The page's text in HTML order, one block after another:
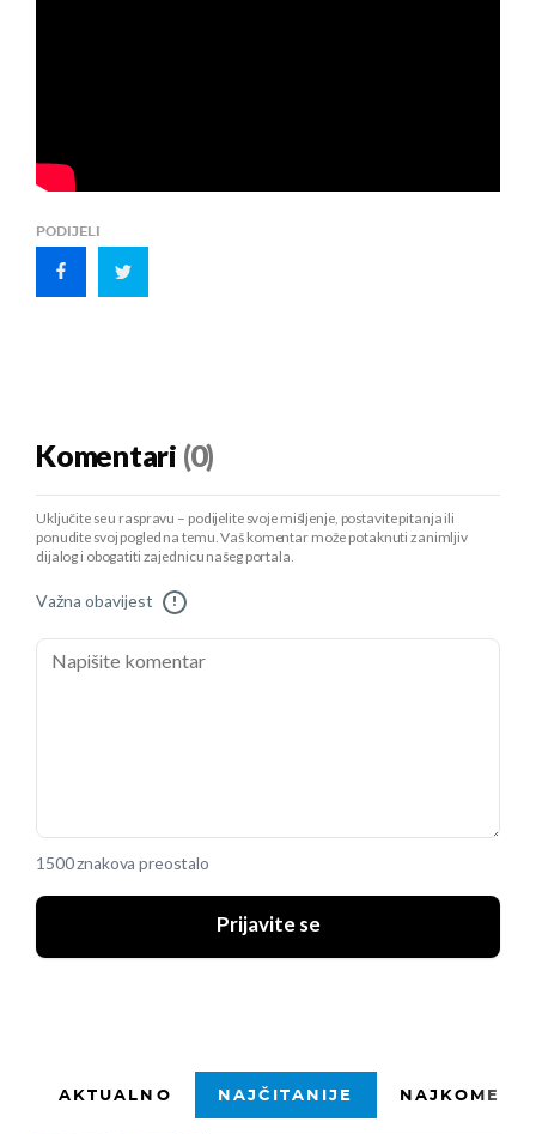
PODIJELI
Komentari (0)
Uključite se u raspravu – podijelite svoje mišljenje, postavite pitanja ili
ponudite svoj pogled na temu. Vaš komentar može potaknuti zanimljiv
dijalog i obogatiti zajednicu našeg portala.
Važna obavijest !
1500 znakova preostalo
Prijavite se
AKTUALNO NAJČITANIJE